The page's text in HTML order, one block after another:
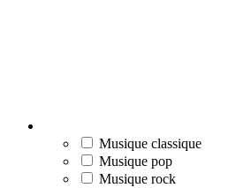
Musique classique
Musique pop
Musique rock